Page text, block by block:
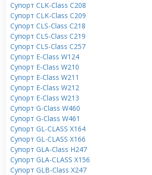
Супорт CLK-Class C208
Супорт CLK-Class C209
Супорт CLS-Class C218
Супорт CLS-Class C219
Супорт CLS-Class C257
Супорт E-Class W124
Супорт E-Class W210
Супорт E-Class W211
Супорт E-Class W212
Супорт E-Class W213
Супорт G-Class W460
Супорт G-Class W461
Супорт GL-CLASS X164
Супорт GL-CLASS X166
Супорт GLA-Class H247
Супорт GLA-CLASS X156
Супорт GLB-Class X247